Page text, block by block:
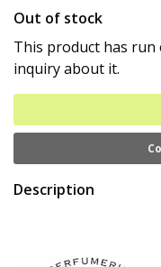
Out of stock
This product has run
inquiry about it.
Description